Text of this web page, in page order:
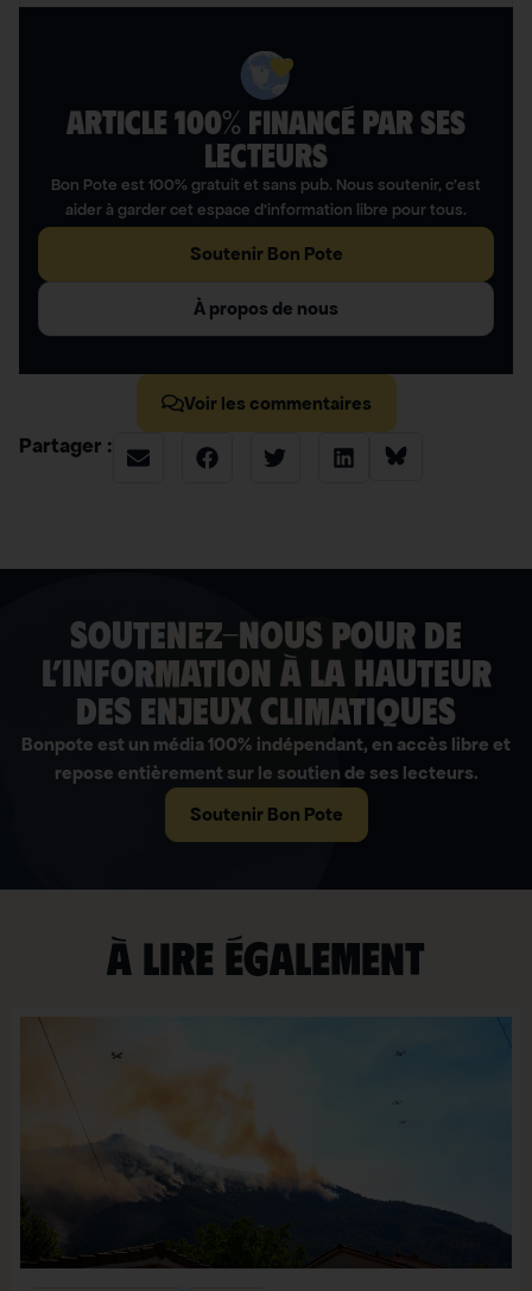
ARTICLE 100% FINANCÉ PAR SES
LECTEURS​
Bon Pote est 100% gratuit et sans pub. Nous soutenir, c’est
aider à garder cet espace d’information libre pour tous.
Soutenir Bon Pote
À propos de nous
Voir les commentaires
Partager :
soutenez-nous pour de
l’information à la hauteur
des enjeux climatiques
Bonpote est un média 100% indépendant, en accès libre et
repose entièrement sur le soutien de ses lecteurs.
Soutenir Bon Pote
À lire également